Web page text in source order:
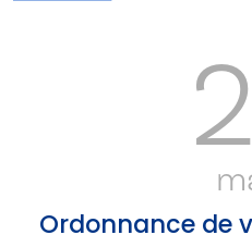
Ordonnance de